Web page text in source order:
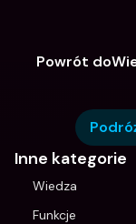
Powrót
Inne kategorie
Wiedza
Funkcje